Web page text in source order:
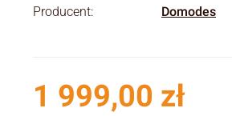
Producent:
Domodes
1 999,00 zł